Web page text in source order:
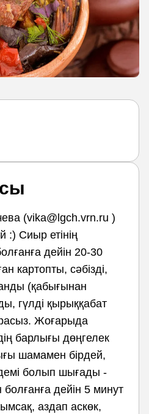
(vika@lgch.vrn.ru )
:) Сиыр етінің
дейін 20-30
картопты, сәбізді,
(қабығынан
гүлді қырыққабат
Жоғарыда
барлығы дөңгелек
шамамен бірдей,
болып шығады -
болғанға дейін 5 минут
аздап аскөк,